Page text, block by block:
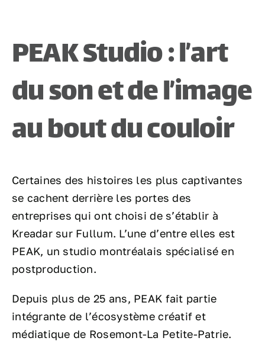
PEAK Studio : l’art
du son et de l’image
au bout du couloir
Certaines des histoires les plus captivantes
se cachent derrière les portes des
entreprises qui ont choisi de s’établir à
Kreadar sur Fullum. L’une d’entre elles est
PEAK, un studio montréalais spécialisé en
postproduction.
Depuis plus de 25 ans, PEAK fait partie
intégrante de l’écosystème créatif et
médiatique de Rosemont-La Petite-Patrie.